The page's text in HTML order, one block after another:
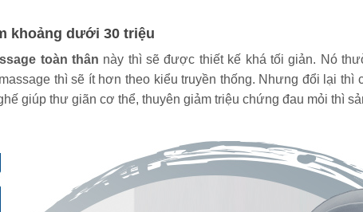
khoảng dưới 30 triệu
toàn thân này thì sẽ được thiết kế khá tối giản. Nó
thì sẽ ít hơn theo kiểu truyền thống. Nhưng đổi lại thì
giúp thư giãn cơ thể, thuyên giảm triệu chứng đau mỏi thì
Đi bộ 30 phút giảm
bao nhiêu calo? 1
tiếng đốt cháy bao
thể dục vào lúc nào
để giảm cân nhanh
nhất?
Mỗi ngày nên đi
bao nhiêu km là
nhất, hợp lý nhất?
[Hướng dẫn] Kỹ
thuật chạy cự ly
trung bình đúng
cách chi tiết